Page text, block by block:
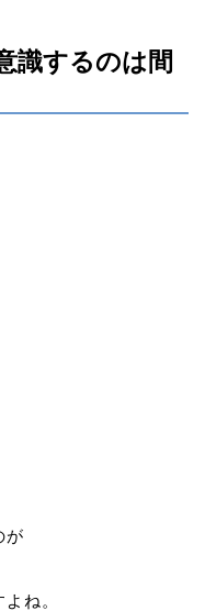
識するのは間
が
ね。